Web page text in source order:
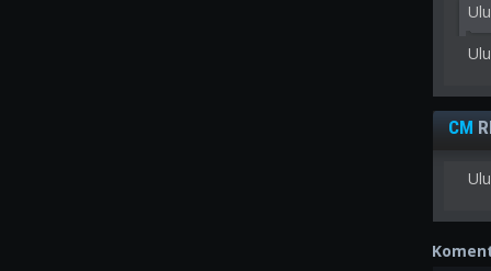
CM